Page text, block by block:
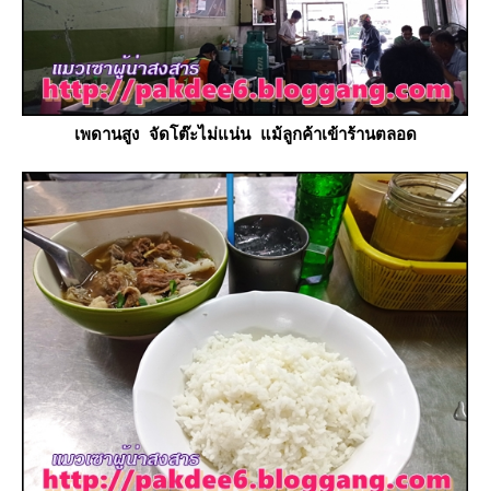
เพดานสูง จัดโต๊ะไม่แน่น แม้ลูกค้าเข้าร้านตลอด